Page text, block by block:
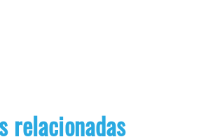
relacionadas